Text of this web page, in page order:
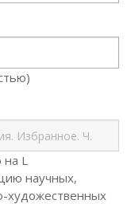
на L
научных,
художественных